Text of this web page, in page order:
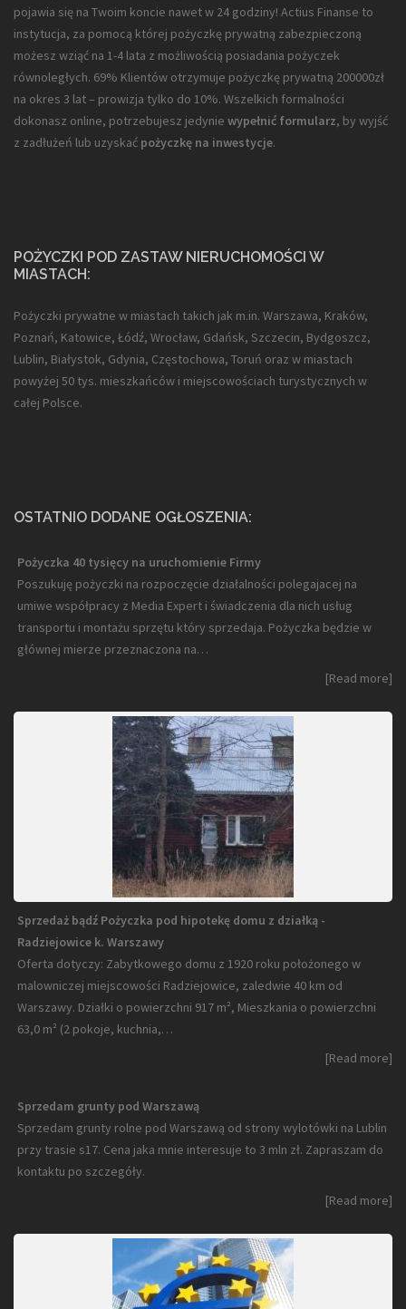
pojawia się na Twoim koncie nawet w 24 godziny! Actius Finanse to
instytucja, za pomocą której pożyczkę prywatną zabezpieczoną
możesz wziąć na 1-4 lata z możliwością posiadania pożyczek
równoległych. 69% Klientów otrzymuje pożyczkę prywatną 200000zł
na okres 3 lat – prowizja tylko do 10%. Wszelkich formalności
dokonasz online, potrzebujesz jedynie wypełnić formularz, by wyjść
z zadłużeń lub uzyskać pożyczkę na inwestycje.
POŻYCZKI POD ZASTAW NIERUCHOMOŚCI W
MIASTACH:
Pożyczki prywatne w miastach takich jak m.in. Warszawa, Kraków,
Poznań, Katowice, Łódź, Wrocław, Gdańsk, Szczecin, Bydgoszcz,
Lublin, Białystok, Gdynia, Częstochowa, Toruń oraz w miastach
powyżej 50 tys. mieszkańców i miejscowościach turystycznych w
całej Polsce.
OSTATNIO DODANE OGŁOSZENIA:
Pożyczka 40 tysięcy na uruchomienie Firmy
Poszukuję pożyczki na rozpoczęcie działalności polegajacej na
umiwe współpracy z Media Expert i świadczenia dla nich usług
transportu i montażu sprzętu który sprzedaja. Pożyczka będzie w
głównej mierze przeznaczona na…
[Read more]
Sprzedaż bądź Pożyczka pod hipotekę domu z działką -
Radziejowice k. Warszawy
Oferta dotyczy: Zabytkowego domu z 1920 roku położonego w
malowniczej miejscowości Radziejowice, zaledwie 40 km od
Warszawy. Działki o powierzchni 917 m², Mieszkania o powierzchni
63,0 m² (2 pokoje, kuchnia,…
[Read more]
Sprzedam grunty pod Warszawą
Sprzedam grunty rolne pod Warszawą od strony wylotówki na Lublin
przy trasie s17. Cena jaka mnie interesuje to 3 mln zł. Zapraszam do
kontaktu po szczegóły.
[Read more]